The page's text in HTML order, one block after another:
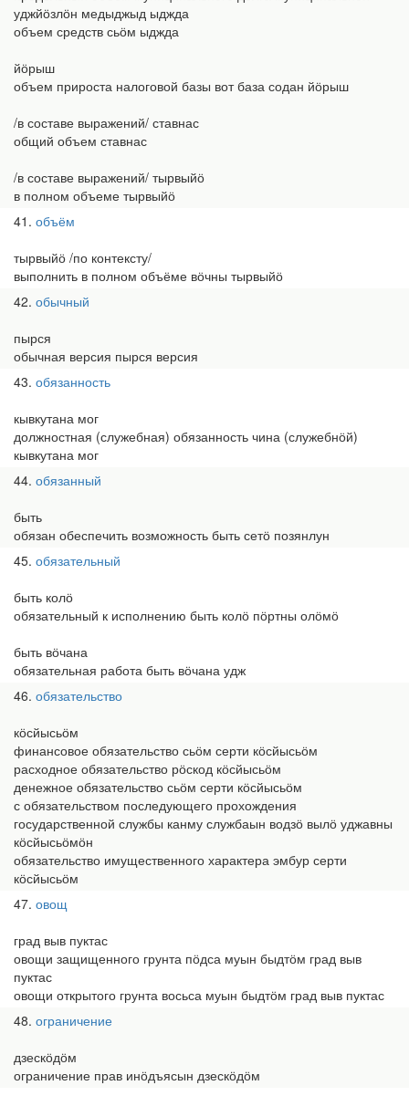
уджйӧзлӧн медыджыд ыджда
объем средств сьӧм ыджда
йӧрыш
объем прироста налоговой базы вот база содан йӧрыш
/в составе выражений/ ставнас
общий объем ставнас
/в составе выражений/ тырвыйӧ
в полном объеме тырвыйӧ
41 объём
тырвыйӧ /по контексту/
выполнить в полном объёме вӧчны тырвыйӧ
42 обычный
пырся
обычная версия пырся версия
43 обязанность
кывкутана мог
должностная (служебная) обязанность чина (служебнӧй)
кывкутана мог
44 обязанный
быть
обязан обеспечить возможность быть сетӧ позянлун
45 обязательный
быть колӧ
обязательный к исполнению быть колӧ пӧртны олӧмӧ
быть вӧчана
обязательная работа быть вӧчана удж
46 обязательство
кӧсйысьӧм
финансовое обязательство сьӧм серти кӧсйысьӧм
расходное обязательство рӧскод кӧсйысьӧм
денежное обязательство сьӧм серти кӧсйысьӧм
с обязательством последующего прохождения
государственной службы канму службаын водзӧ вылӧ уджавны
кӧсйысьӧмӧн
обязательство имущественного характера эмбур серти
кӧсйысьӧм
47 овощ
град выв пуктас
овощи защищенного грунта пӧдса муын быдтӧм град выв
пуктас
овощи открытого грунта восьса муын быдтӧм град выв пуктас
48 ограничение
дзескӧдӧм
ограничение прав инӧдъясын дзескӧдӧм